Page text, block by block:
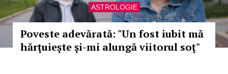
ASTROLOGIE
Poveste adevărată: "Un fost iubit mă
hărţuieşte şi-mi alungă viitorul soţ"